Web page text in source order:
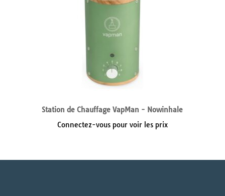
Station de Chauffage VapMan - Nowinhale
Connectez-vous pour voir les prix